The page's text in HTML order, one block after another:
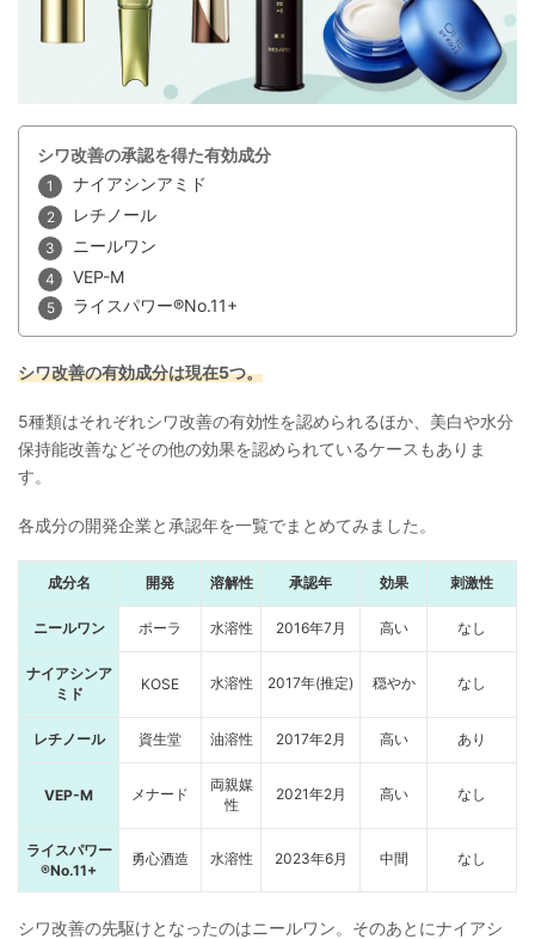
シワ改善の承認を得た有効成分
ナイアシンアミド
レチノール
ニールワン
VEP-M
ライスパワー®No.11+
シワ改善の有効成分は現在5つ。
5種類はそれぞれシワ改善の有効性を認められるほか、美白や水分
保持能改善などその他の効果を認められているケースもありま
す。
各成分の開発企業と承認年を一覧でまとめてみました。
成分名 開発 溶解性 承認年 効果 刺激性
ニールワン ポーラ 水溶性 2016年7月 高い なし
ナイアシンア
ミド
KOSE 水溶性 2017年(推定) 穏やか なし
レチノール 資生堂 油溶性 2017年2月 高い あり
VEP-M メナード
両親媒
性
2021年2月 高い なし
ライスパワー
®No.11+
勇心酒造 水溶性 2023年6月 中間 なし
シワ改善の先駆けとなったのはニールワン。そのあとにナイアシ